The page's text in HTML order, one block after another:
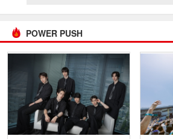
POWER PUSH